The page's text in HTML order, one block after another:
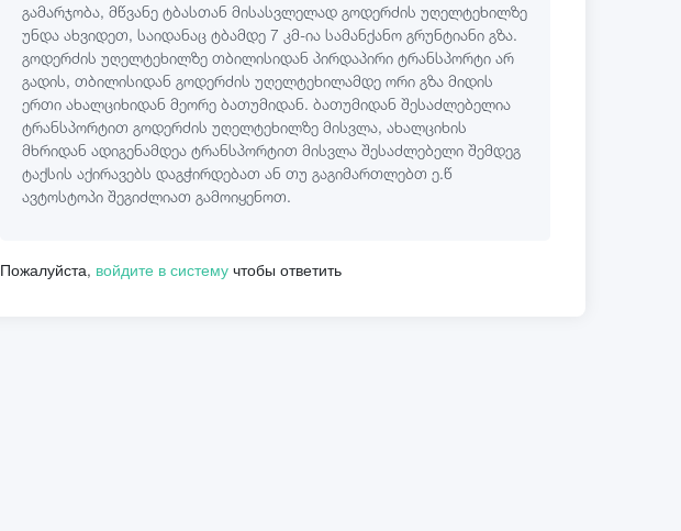
გამარჯობა, მწვანე ტბასთან მისასვლელად გოდერძის უღელტეხილზე
უნდა ახვიდეთ, საიდანაც ტბამდე 7 კმ-ია სამანქანო გრუნტიანი გზა.
გოდერძის უღელტეხილზე თბილისიდან პირდაპირი ტრანსპორტი არ
გადის, თბილისიდან გოდერძის უღელტეხილამდე ორი გზა მიდის
ერთი ახალციხიდან მეორე ბათუმიდან. ბათუმიდან შესაძლებელია
ტრანსპორტით გოდერძის უღელტეხილზე მისვლა, ახალციხის
მხრიდან ადიგენამდეა ტრანსპორტით მისვლა შესაძლებელი შემდეგ
ტაქსის აქირავებს დაგჭირდებათ ან თუ გაგიმართლებთ ე.წ
ავტოსტოპი შეგიძლიათ გამოიყენოთ.
Пожалуйста, войдите в систему чтобы ответить